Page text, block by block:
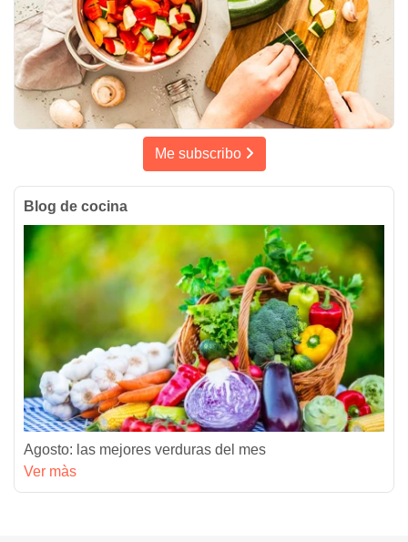
Me subscribo
Blog de cocina
Agosto: las mejores verduras del mes
Ver màs